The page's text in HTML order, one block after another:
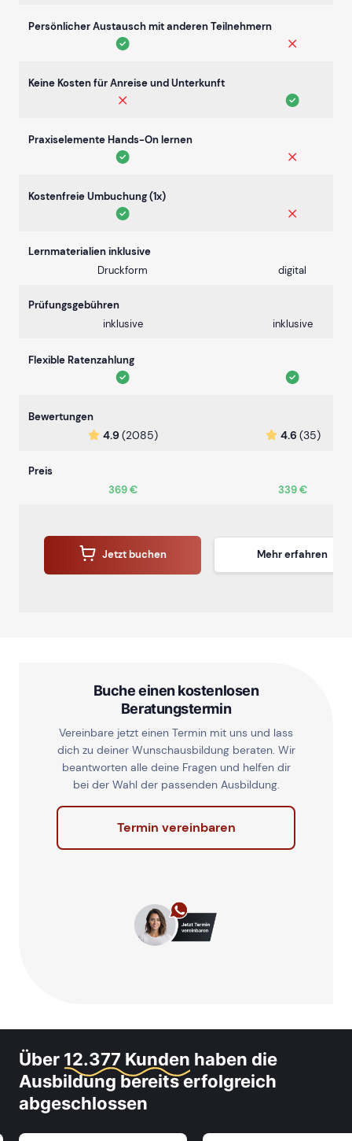
Persönlicher Austausch mit anderen Teilnehmern
Keine Kosten für Anreise und Unterkunft
Praxiselemente Hands-On lernen
Kostenfreie Umbuchung (1x)
Lernmaterialien inklusive
Druckform
digital
Prüfungsgebühren
inklusive
inklusive
Flexible Ratenzahlung
Bewertungen
4.9(2085) 4.6 (35)
Preis
369 €
339 €
Jetzt buchen Mehr erfahren
Buche einen kostenlosen
Beratungstermin
Vereinbare jetzt einen Termin mit uns und lass
dich zu deiner Wunschausbildung beraten. Wir
beantworten alle deine Fragen und helfen dir
bei der Wahl der passenden Ausbildung.
Termin vereinbaren
Über 12.377 Kunden haben die
Ausbildung bereits erfolgreich
abgeschlossen